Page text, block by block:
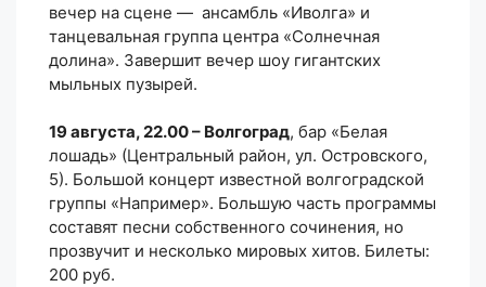
вечер на сцене — ансамбль «Иволга» и
танцевальная группа центра «Солнечная
долина». Завершит вечер шоу гигантских
мыльных пузырей.
19 августа, 22.00 – Волгоград, бар «Белая
лошадь» (Центральный район, ул. Островского,
5). Большой концерт известной волгоградской
группы «Например». Большую часть программы
составят песни собственного сочинения, но
прозвучит и несколько мировых хитов. Билеты:
200 руб.